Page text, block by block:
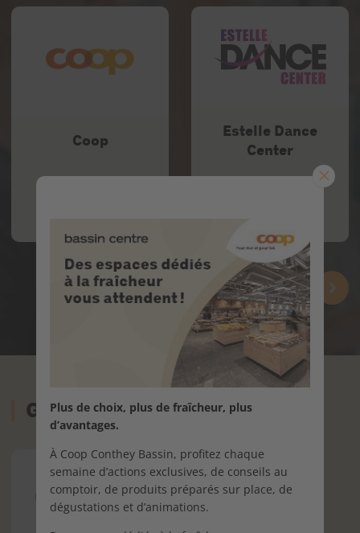
Coop
Estelle Dance
Center
Gastronomie
Plus de choix, plus de fraîcheur, plus
d’avantages.
À Coop Conthey Bassin, profitez chaque
semaine d’actions exclusives, de conseils au
comptoir, de produits préparés sur place, de
dégustations et d’animations.